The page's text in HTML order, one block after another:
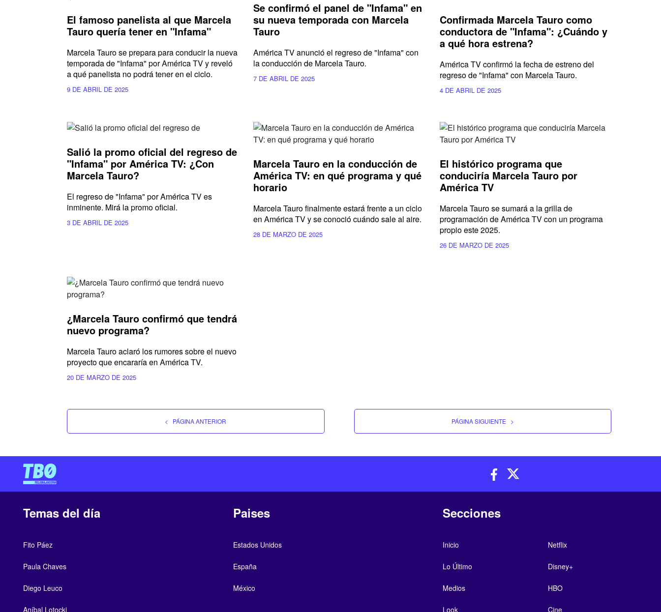
El famoso panelista al que Marcela
Tauro quería tener en "Infama"
Marcela Tauro se prepara para conducir la nueva
temporada de "Infama" por América TV y reveló
a qué panelista no podrá tener en el ciclo.
9 DE ABRIL DE 2025
Se confirmó el panel de "Infama" en
su nueva temporada con Marcela
Tauro
América TV anunció el regreso de "Infama" con
la conducción de Marcela Tauro.
7 DE ABRIL DE 2025
Confirmada Marcela Tauro como
conductora de "Infama": ¿Cuándo y
a qué hora estrena?
América TV confirmó la fecha de estreno del
regreso de "Infama" con Marcela Tauro.
4 DE ABRIL DE 2025
Salió la promo oficial del regreso de
"Infama" por América TV: ¿Con
Marcela Tauro?
El regreso de "Infama" por América TV es
inminente. Mirá la promo oficial.
3 DE ABRIL DE 2025
Marcela Tauro en la conducción de
América TV: en qué programa y qué
horario
Marcela Tauro finalmente estará frente a un ciclo
en América TV y se conoció cuándo sale al aire.
28 DE MARZO DE 2025
El histórico programa que
conduciría Marcela Tauro por
América TV
Marcela Tauro se sumará a la grilla de
programación de América TV con un programa
propio este 2025.
26 DE MARZO DE 2025
¿Marcela Tauro confirmó que tendrá
nuevo programa?
Marcela Tauro aclaró los rumores sobre el nuevo
proyecto que encararía en América TV.
20 DE MARZO DE 2025
< PÁGINA ANTERIOR PÁGINA SIGUIENTE >
Temas del día
Fito Páez
Paula Chaves
Diego Leuco
Aníbal Lotocki
Paises
Estados Unidos
España
México
Secciones
Inicio
Lo Último
Medios
Look
Netflix
Disney+
HBO
Cine